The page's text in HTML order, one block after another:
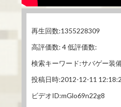
再生回数:1355228309
高評価数: 4 低評価数:
検索キーワード:サバゲー装
投稿日時:2012-12-11
ビデオID:mGlo69n22g8